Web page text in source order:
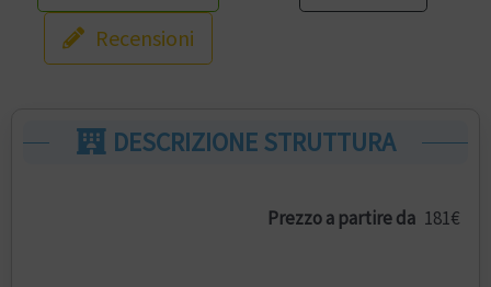
Recensioni
DESCRIZIONE STRUTTURA
Prezzo a partire da 181€